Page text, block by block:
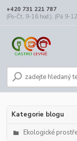
+420 731 221 787
(Po-Čt, 9-16 hod.), (Pá 9-
Kategorie blogu
Ekologické